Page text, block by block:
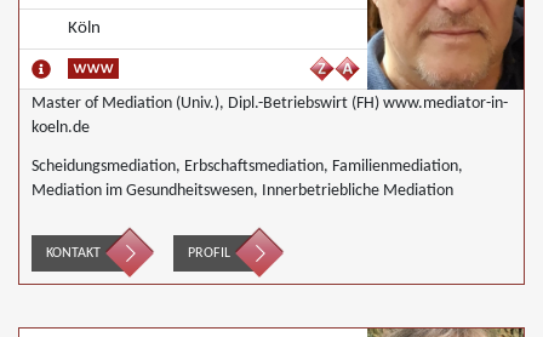
Köln
Master of Mediation (Univ.), Dipl.-Betriebswirt (FH) www.mediator-in-
koeln.de
Scheidungsmediation, Erbschaftsmediation, Familienmediation,
Mediation im Gesundheitswesen, Innerbetriebliche Mediation
KONTAKT PROFIL